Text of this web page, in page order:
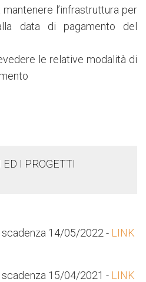
l’infrastruttura per
data di pagamento del
le relative modalità di
I PROGETTI
scadenza 14/05/2022 - LINK
scadenza 15/04/2021 - LINK